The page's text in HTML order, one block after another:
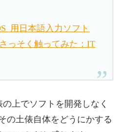
8用日本語入力ソフト
っそく触ってみた：ITpro
上でソフトを開発しなく
の土俵自体をどうにかする